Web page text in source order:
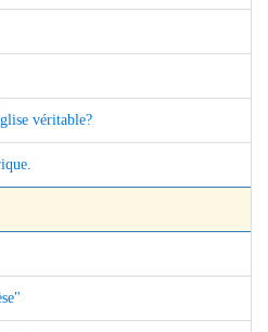
véritable?